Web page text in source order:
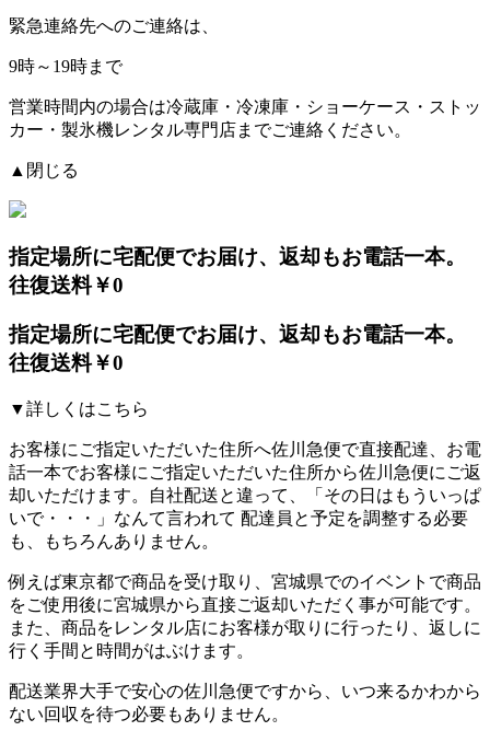
緊急連絡先へのご連絡は、
9時～19時まで
営業時間内の場合は冷蔵庫・冷凍庫・ショーケース・ストッ
カー・製氷機レンタル専門店までご連絡ください。
▲閉じる
指定場所に宅配便でお届け、返却もお電話一本。
往復送料￥0
指定場所に宅配便でお届け、返却もお電話一本。
往復送料￥0
▼詳しくはこちら
お客様にご指定いただいた住所へ佐川急便で直接配達、お電
話一本でお客様にご指定いただいた住所から佐川急便にご返
却いただけます。自社配送と違って、「その日はもういっぱ
いで・・・」なんて言われて 配達員と予定を調整する必要
も、もちろんありません。
例えば東京都で商品を受け取り、宮城県でのイベントで商品
をご使用後に宮城県から直接ご返却いただく事が可能です。
また、商品をレンタル店にお客様が取りに行ったり、返しに
行く手間と時間がはぶけます。
配送業界大手で安心の佐川急便ですから、 いつ来るかわから
ない回収を待つ必要もありません。